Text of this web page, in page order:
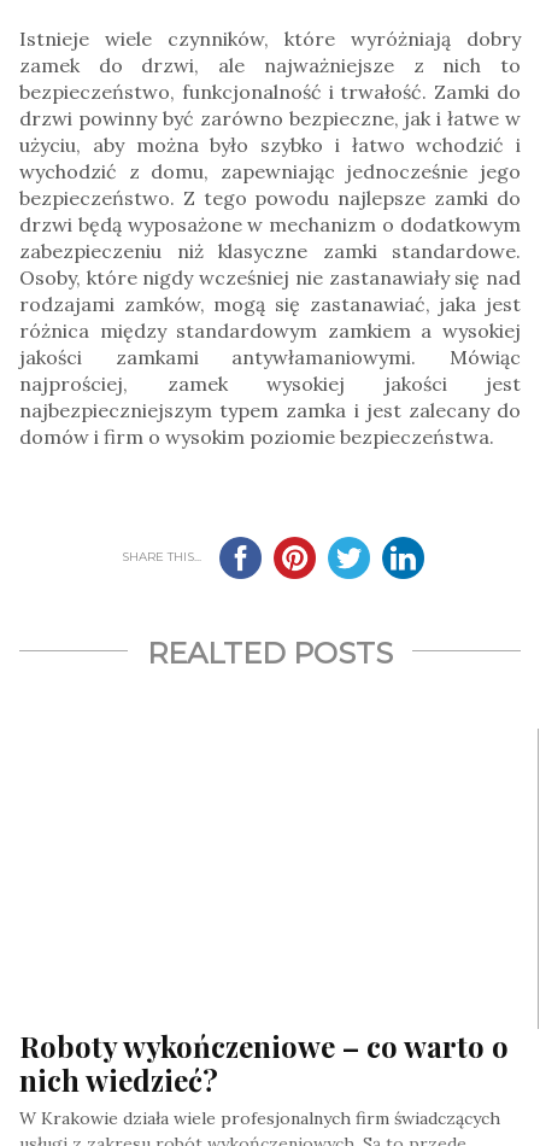
Istnieje wiele czynników, które wyróżniają dobry
zamek do drzwi, ale najważniejsze z nich to
bezpieczeństwo, funkcjonalność i trwałość. Zamki do
drzwi powinny być zarówno bezpieczne, jak i łatwe w
użyciu, aby można było szybko i łatwo wchodzić i
wychodzić z domu, zapewniając jednocześnie jego
bezpieczeństwo. Z tego powodu najlepsze zamki do
drzwi będą wyposażone w mechanizm o dodatkowym
zabezpieczeniu niż klasyczne zamki standardowe.
Osoby, które nigdy wcześniej nie zastanawiały się nad
rodzajami zamków, mogą się zastanawiać, jaka jest
różnica między standardowym zamkiem a wysokiej
jakości zamkami antywłamaniowymi. Mówiąc
najprościej, zamek wysokiej jakości jest
najbezpieczniejszym typem zamka i jest zalecany do
domów i firm o wysokim poziomie bezpieczeństwa.
SHARE THIS...
REALTED POSTS
Roboty wykończeniowe – co warto o
nich wiedzieć?
W Krakowie działa wiele profesjonalnych firm świadczących